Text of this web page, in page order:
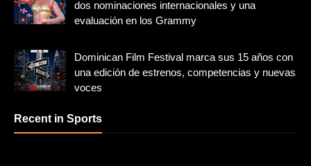
dos nominaciones internacionales y una
evaluación en los Grammy
Dominican Film Festival marca sus 15 años con
una edición de estrenos, competencias y nuevas
voces
Recent in Sports